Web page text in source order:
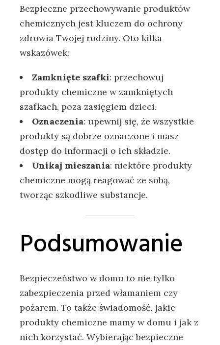
Bezpieczne przechowywanie produktów
chemicznych jest kluczem do ochrony
zdrowia Twojej rodziny. Oto kilka
wskazówek:
Zamknięte szafki: przechowuj
produkty chemiczne w zamkniętych
szafkach, poza zasięgiem dzieci.
Oznaczenia: upewnij się, że wszystkie
produkty są dobrze oznaczone i masz
dostęp do informacji o ich składzie.
Unikaj mieszania: niektóre produkty
chemiczne mogą reagować ze sobą,
tworząc szkodliwe substancje.
Podsumowanie
Bezpieczeństwo w domu to nie tylko
zabezpieczenia przed włamaniem czy
pożarem. To także świadomość, jakie
produkty chemiczne mamy w domu i jak z
nich korzystać. Wybierając bezpieczne